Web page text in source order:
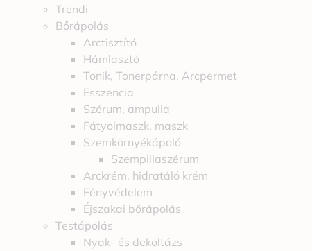
Trendi
Bőrápolás
Arctisztító
Hámlasztó
Tonik, Tonerpárna, Arcpermet
Esszencia
Szérum, ampulla
Fátyolmaszk, maszk
Szemkörnyékápoló
Szempillaszérum
Arckrém, hidratáló krém
Fényvédelem
Éjszakai bőrápolás
Testápolás
Nyak- és dekoltázs